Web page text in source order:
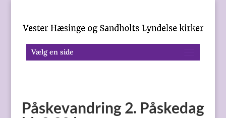
Vælg en side
Påskevandring 2. Påskedag